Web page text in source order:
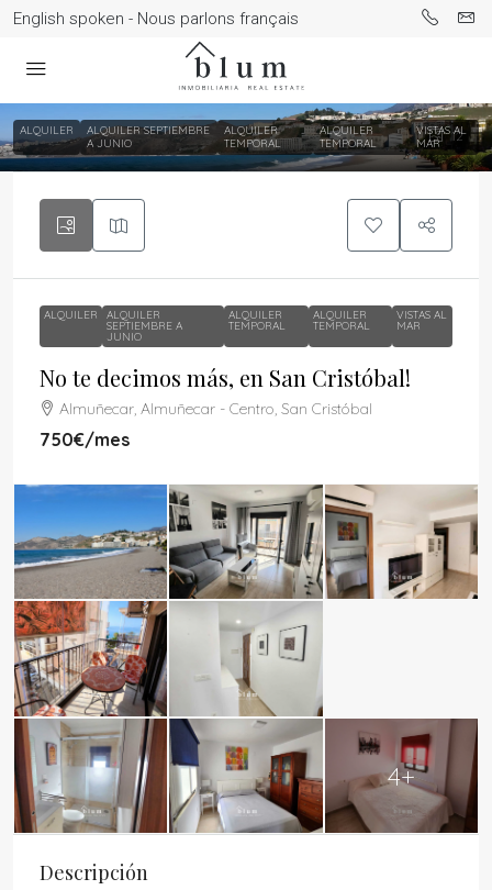
English spoken - Nous parlons français
12
ALQUILER
ALQUILER SEPTIEMBRE
A JUNIO
ALQUILER
TEMPORAL
ALQUILER
TEMPORAL
VISTAS AL
MAR
ALQUILER ALQUILER
SEPTIEMBRE A
JUNIO
ALQUILER
TEMPORAL
ALQUILER
TEMPORAL
VISTAS AL
MAR
No te decimos más, en San Cristóbal!
Almuñecar, Almuñecar - Centro, San Cristóbal
750€/mes
4+
Descripción